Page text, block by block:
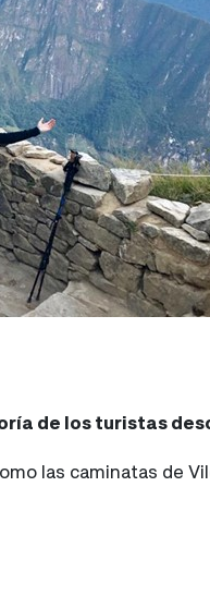
de los turistas
las caminatas de